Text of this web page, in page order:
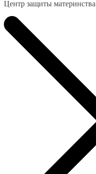
Центр защиты материнства